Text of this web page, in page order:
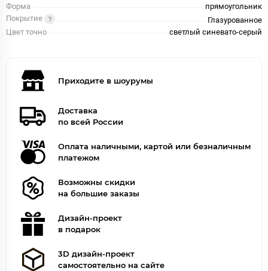
Форма
прямоугольник
Покрытие
Глазурованное
Цвет точно
светлый синевато-серый
Приходите в шоурумы
Доставка
по всей России
Оплата наличными, картой или безналичным
платежом
Возможны скидки
на большие заказы
Дизайн-проект
в подарок
3D дизайн-проект
самостоятельно на сайте